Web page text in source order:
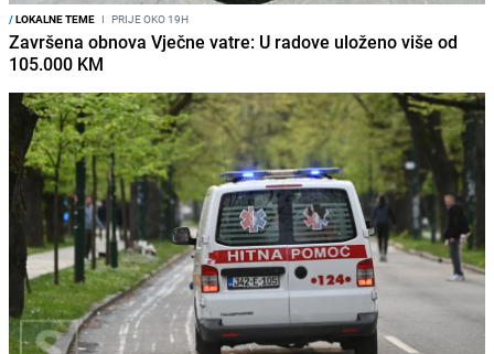
/LOKALNE TEME I PRIJE OKO 19H
Završena obnova Vječne vatre: U radove uloženo više od
105.000 KM